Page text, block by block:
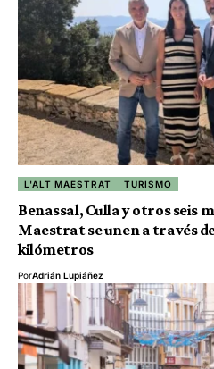
L'ALT MAESTRAT TURISMO
Benassal, Culla y otros seis
Maestrat se unen a través
kilómetros
PorAdrián Lupiáñez